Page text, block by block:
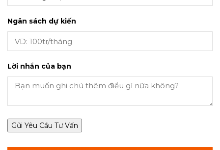
Ngân sách dự kiến
Lời nhắn của bạn
Gửi Yêu Cầu Tư Vấn